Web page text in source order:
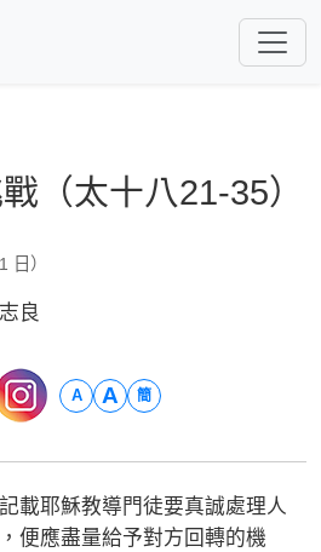
（太十八21-35）
日）
良
A A 簡
耶穌教導門徒要真誠處理人
便應盡量給予對方回轉的機